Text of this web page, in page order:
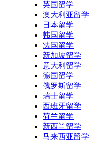
英国留学
澳大利亚留学
日本留学
韩国留学
法国留学
新加坡留学
意大利留学
德国留学
俄罗斯留学
瑞士留学
西班牙留学
荷兰留学
新西兰留学
马来西亚留学